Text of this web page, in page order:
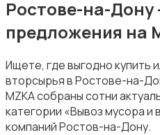
Фото- и видеосъемка
Ростове-на-Дону
предложения на
Ищете, где выгодно купить
вторсырья в Ростове-на-
MZKA собраны сотни
категории «Вывоз мусора и
компаний Ростов-на-Дону.